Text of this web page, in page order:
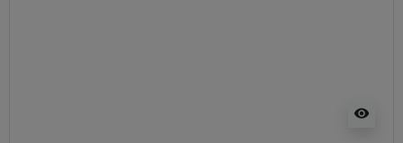
visibility